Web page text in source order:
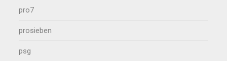
pro7
prosieben
psg